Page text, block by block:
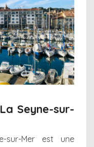
Seyne-sur-
sur-Mer est une